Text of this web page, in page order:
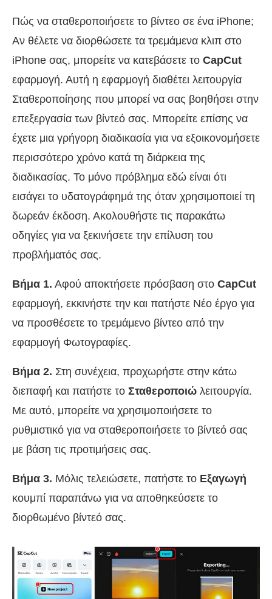
Πώς να σταθεροποιήσετε το βίντεο σε ένα iPhone;
Αν θέλετε να διορθώσετε τα τρεμάμενα κλιπ στο
iPhone σας, μπορείτε να κατεβάσετε το CapCut
εφαρμογή. Αυτή η εφαρμογή διαθέτει λειτουργία
Σταθεροποίησης που μπορεί να σας βοηθήσει στην
επεξεργασία των βίντεό σας. Μπορείτε επίσης να
έχετε μια γρήγορη διαδικασία για να εξοικονομήσετε
περισσότερο χρόνο κατά τη διάρκεια της
διαδικασίας. Το μόνο πρόβλημα εδώ είναι ότι
εισάγει το υδατογράφημά της όταν χρησιμοποιεί τη
δωρεάν έκδοση. Ακολουθήστε τις παρακάτω
οδηγίες για να ξεκινήσετε την επίλυση του
προβλήματός σας.
Βήμα 1. Αφού αποκτήσετε πρόσβαση στο CapCut
εφαρμογή, εκκινήστε την και πατήστε Νέο έργο για
να προσθέσετε το τρεμάμενο βίντεο από την
εφαρμογή Φωτογραφίες.
Βήμα 2. Στη συνέχεια, προχωρήστε στην κάτω
διεπαφή και πατήστε το Σταθεροποιώ λειτουργία.
Με αυτό, μπορείτε να χρησιμοποιήσετε το
ρυθμιστικό για να σταθεροποιήσετε το βίντεό σας
με βάση τις προτιμήσεις σας.
Βήμα 3. Μόλις τελειώσετε, πατήστε το Εξαγωγή
κουμπί παραπάνω για να αποθηκεύσετε το
διορθωμένο βίντεό σας.